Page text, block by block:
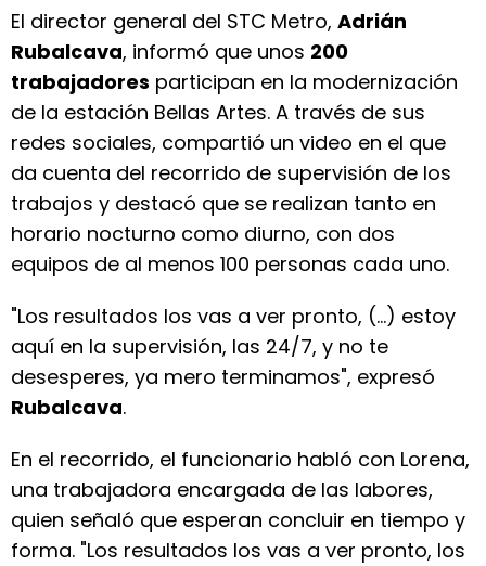
El director general del STC Metro, Adrián
Rubalcava, informó que unos 200
trabajadores participan en la modernización
de la estación Bellas Artes. A través de sus
redes sociales, compartió un video en el que
da cuenta del recorrido de supervisión de los
trabajos y destacó que se realizan tanto en
horario nocturno como diurno, con dos
equipos de al menos 100 personas cada uno.
"Los resultados los vas a ver pronto, (...) estoy
aquí en la supervisión, las 24/7, y no te
desesperes, ya mero terminamos", expresó
Rubalcava.
En el recorrido, el funcionario habló con Lorena,
una trabajadora encargada de las labores,
quien señaló que esperan concluir en tiempo y
forma. "Los resultados los vas a ver pronto, los